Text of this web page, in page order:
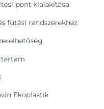
pont kialakítása
fűtési rendszerekhez
Ekoplastik